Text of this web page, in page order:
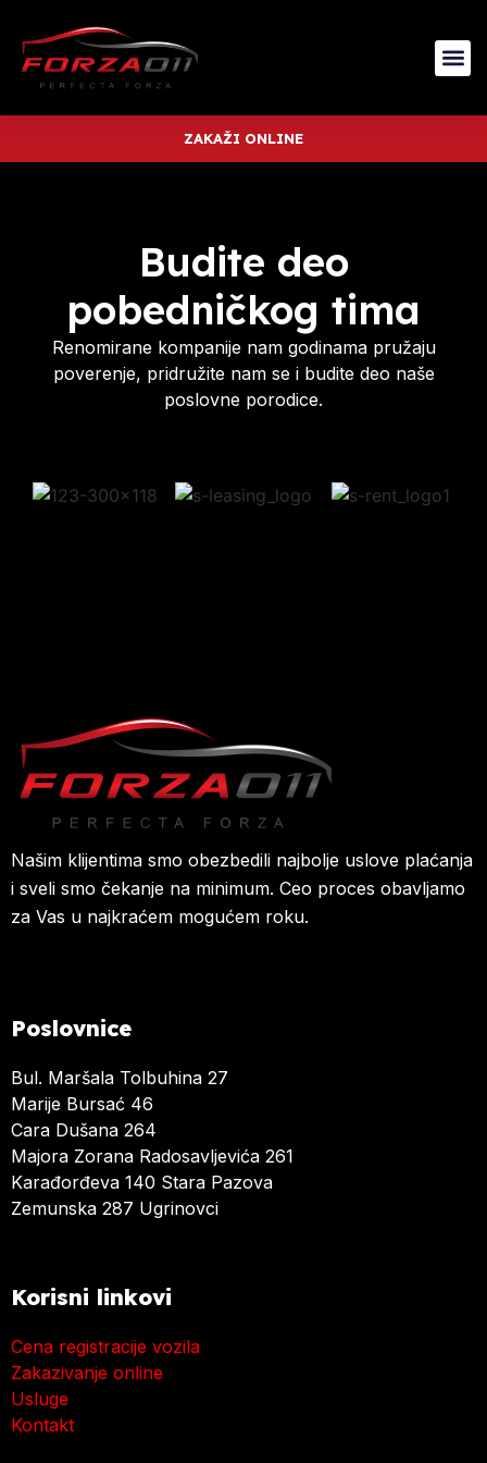
ZAKAŽI ONLINE
Budite deo
pobedničkog tima
Renomirane kompanije nam godinama pružaju
poverenje, pridružite nam se i budite deo naše
poslovne porodice.
Našim klijentima smo obezbedili najbolje uslove plaćanja
i sveli smo čekanje na minimum. Ceo proces obavljamo
za Vas u najkraćem mogućem roku.
Poslovnice
Bul. Maršala Tolbuhina 27
Marije Bursać 46
Cara Dušana 264
Majora Zorana Radosavljevića 261
Karađorđeva 140 Stara Pazova
Zemunska 287 Ugrinovci
Korisni linkovi
Cena registracije vozila
Zakazivanje online
Usluge
Kontakt